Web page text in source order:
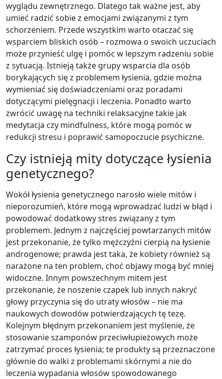
wyglądu zewnętrznego. Dlatego tak ważne jest, aby
umieć radzić sobie z emocjami związanymi z tym
schorzeniem. Przede wszystkim warto otaczać się
wsparciem bliskich osób – rozmowa o swoich uczuciach
może przynieść ulgę i pomóc w lepszym radzeniu sobie
z sytuacją. Istnieją także grupy wsparcia dla osób
borykających się z problemem łysienia, gdzie można
wymieniać się doświadczeniami oraz poradami
dotyczącymi pielęgnacji i leczenia. Ponadto warto
zwrócić uwagę na techniki relaksacyjne takie jak
medytacja czy mindfulness, które mogą pomóc w
redukcji stresu i poprawić samopoczucie psychiczne.
Czy istnieją mity dotyczące łysienia
genetycznego?
Wokół łysienia genetycznego narosło wiele mitów i
nieporozumień, które mogą wprowadzać ludzi w błąd i
powodować dodatkowy stres związany z tym
problemem. Jednym z najczęściej powtarzanych mitów
jest przekonanie, że tylko mężczyźni cierpią na łysienie
androgenowe; prawda jest taka, że kobiety również są
narażone na ten problem, choć objawy mogą być mniej
widoczne. Innym powszechnym mitem jest
przekonanie, że noszenie czapek lub innych nakryć
głowy przyczynia się do utraty włosów – nie ma
naukowych dowodów potwierdzających tę tezę.
Kolejnym błędnym przekonaniem jest myślenie, że
stosowanie szamponów przeciwłupieżowych może
zatrzymać proces łysienia; te produkty są przeznaczone
głównie do walki z problemami skórnymi a nie do
leczenia wypadania włosów spowodowanego